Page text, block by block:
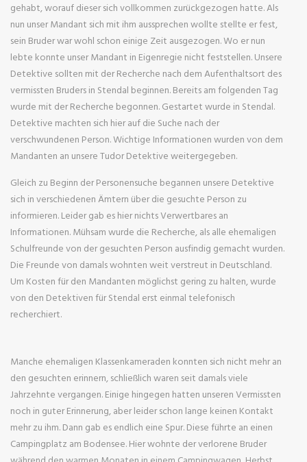
gehabt, worauf dieser sich vollkommen zurückgezogen hatte. Als
nun unser Mandant sich mit ihm aussprechen wollte stellte er fest,
sein Bruder war wohl schon einige Zeit ausgezogen. Wo er nun
lebte konnte unser Mandant in Eigenregie nicht feststellen. Unsere
Detektive sollten mit der Recherche nach dem Aufenthaltsort des
vermissten Bruders in Stendal beginnen. Bereits am folgenden Tag
wurde mit der Recherche begonnen. Gestartet wurde in Stendal.
Detektive machten sich hier auf die Suche nach der
verschwundenen Person. Wichtige Informationen wurden von dem
Mandanten an unsere Tudor Detektive weitergegeben.
Gleich zu Beginn der Personensuche begannen unsere Detektive
sich in verschiedenen Ämtern über die gesuchte Person zu
informieren. Leider gab es hier nichts Verwertbares an
Informationen. Mühsam wurde die Recherche, als alle ehemaligen
Schulfreunde von der gesuchten Person ausfindig gemacht wurden.
Die Freunde von damals wohnten weit verstreut in Deutschland.
Um Kosten für den Mandanten möglichst gering zu halten, wurde
von den Detektiven für Stendal erst einmal telefonisch
recherchiert.
Manche ehemaligen Klassenkameraden konnten sich nicht mehr an
den gesuchten erinnern, schließlich waren seit damals viele
Jahrzehnte vergangen. Einige hingegen hatten unseren Vermissten
noch in guter Erinnerung, aber leider schon lange keinen Kontakt
mehr zu ihm. Dann gab es endlich eine Spur. Diese führte an einen
Campingplatz am Bodensee. Hier wohnte der verlorene Bruder